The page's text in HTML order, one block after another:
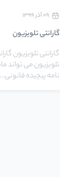
۰۹ آذر ۱۳۹۹
گارانتی تلویزیون
گارانتی تلویزیون
تلویزیون می تواند
نامه پیچیده قانونی…